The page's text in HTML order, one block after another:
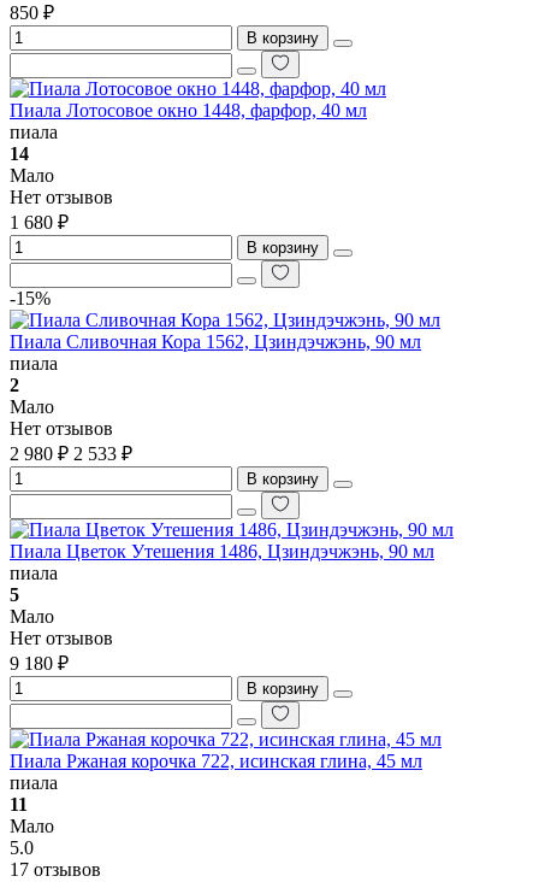
850 ₽
В корзину
Пиала Лотосовое окно 1448, фарфор, 40 мл
пиала
14
Мало
Нет отзывов
1 680 ₽
В корзину
-15%
Пиала Сливочная Кора 1562, Цзиндэчжэнь, 90 мл
пиала
2
Мало
Нет отзывов
2 980 ₽ 2 533 ₽
В корзину
Пиала Цветок Утешения 1486, Цзиндэчжэнь, 90 мл
пиала
5
Мало
Нет отзывов
9 180 ₽
В корзину
Пиала Ржаная корочка 722, исинская глина, 45 мл
пиала
11
Мало
5.0
17 отзывов